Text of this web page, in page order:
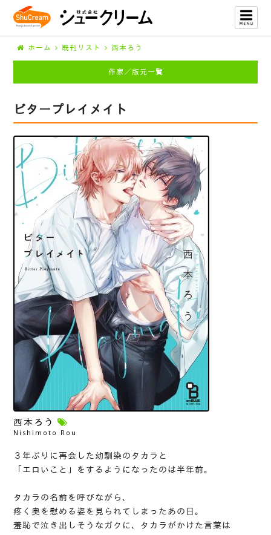
ホーム 既刊リスト 西本ろう
作家／版元一覧
ビタープレイメイト
西本ろう
Nishimoto Rou
３年ぶりに再会した幼馴染のタカラと
「エロいこと」をするようになったのは半年前。
タカラの名前を呼びながら、
疼く奥を慰める姿を見られてしまったあの日。
羞恥で泣き出しそうなガクに、タカラがかけた言葉は